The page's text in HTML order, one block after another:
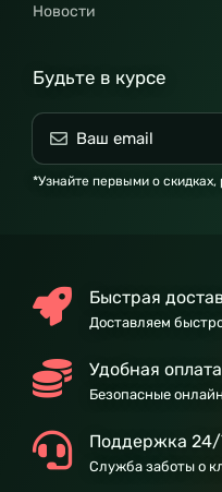
Новости
Будьте в курсе
*Узнайте первыми о
Быстрая
Доставляем
Удобная оплата
Безопасные
Поддержка
Служба заботы о